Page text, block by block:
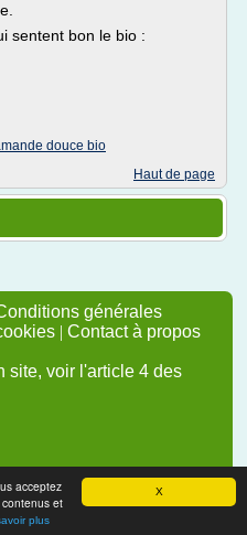
X
acceptez
et
plus
sentent bon le bio :
douce bio
Haut de page
générales
| Contact à propos
site, voir l'article 4 des